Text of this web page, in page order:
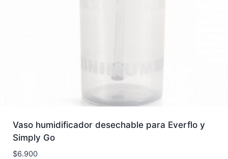
Vaso humidificador desechable para Everflo y
Simply Go
$6.900